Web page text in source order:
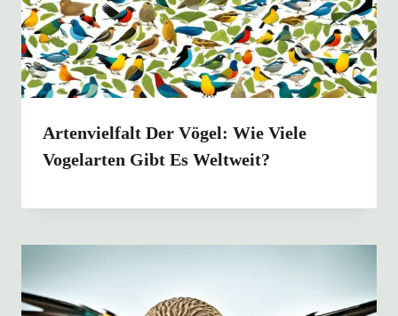
Artenvielfalt Der Vögel: Wie Viele
Vogelarten Gibt Es Weltweit?